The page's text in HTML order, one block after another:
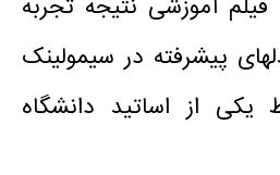
پیشرفته در سیمولینک
از اساتید دانشگاه